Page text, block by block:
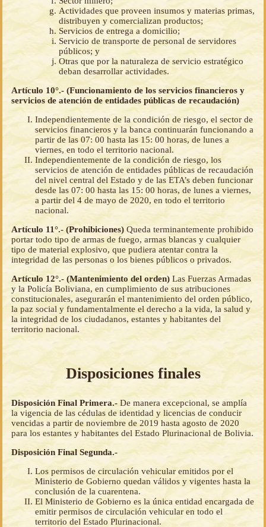
Actividades que proveen insumos y materias primas,
distribuyen y comercializan productos;
Servicios de entrega a domicilio;
Servicio de transporte de personal de servidores
públicos; y
Otras que por la naturaleza de servicio estratégico
deban desarrollar actividades.
Artículo 10°.- (Funcionamiento de los servicios financieros y
servicios de atención de entidades públicas de recaudación)
Independientemente de la condición de riesgo, el sector de
servicios financieros y la banca continuarán funcionando a
partir de las 07: 00 hasta las 15: 00 horas, de lunes a
viernes, en todo el territorio nacional.
Independientemente de la condición de riesgo, los
servicios de atención de entidades públicas de recaudación
del nivel central del Estado y de las ETA’s deben funcionar
desde las 07: 00 hasta las 15: 00 horas, de lunes a viernes,
a partir del 4 de mayo de 2020, en todo el territorio
nacional.
Artículo 11°.- (Prohibiciones) Queda terminantemente prohibido
portar todo tipo de armas de fuego, armas blancas y cualquier
tipo de material explosivo, que pudiera atentar contra la
integridad de las personas o los bienes públicos o privados.
Artículo 12°.- (Mantenimiento del orden) Las Fuerzas Armadas
y la Policía Boliviana, en cumplimiento de sus atribuciones
constitucionales, asegurarán el mantenimiento del orden público,
la paz social y fundamentalmente el derecho a la vida, la salud y
la integridad de los ciudadanos, estantes y habitantes del
territorio nacional.
Disposiciones finales
Disposición Final Primera.- De manera excepcional, se amplía
la vigencia de las cédulas de identidad y licencias de conducir
vencidas a partir de noviembre de 2019 hasta agosto de 2020
para los estantes y habitantes del Estado Plurinacional de Bolivia.
Disposición Final Segunda.-
Los permisos de circulación vehicular emitidos por el
Ministerio de Gobierno quedan válidos y vigentes hasta la
conclusión de la cuarentena.
El Ministerio de Gobierno es la única entidad encargada de
emitir permisos de circulación vehicular en todo el
territorio del Estado Plurinacional.